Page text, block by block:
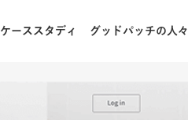
ケーススタディ グッドパッチの人々